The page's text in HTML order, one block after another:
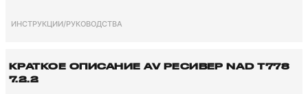
ИНСТРУКЦИИ/РУКОВОДСТВА
КРАТКОЕ ОПИСАНИЕ AV РЕСИВЕР NAD T778
7.2.2